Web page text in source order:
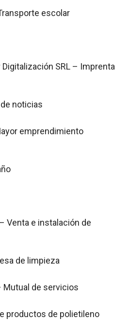
escolar
SRL – Imprenta
noticias
emprendimiento
Venta e instalación de
de limpieza
de servicios
productos de polietileno